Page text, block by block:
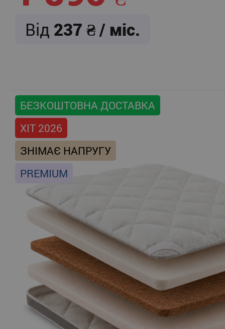
Від 237 / міс.
БЕЗКОШТОВНА ДОСТАВКА
ХІТ 2026
ЗНІМАЄ НАПРУГУ
PREMIUM